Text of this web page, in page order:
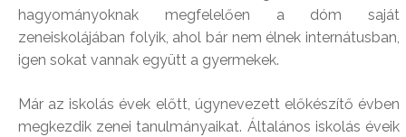
hagyományoknak megfelelően a dóm saját
zeneiskolájában folyik, ahol bár nem élnek internátusban,
igen sokat vannak együtt a gyermekek.
Már az iskolás évek előtt, úgynevezett előkészítő évben
megkezdik zenei tanulmányaikat. Általános iskolás éveik